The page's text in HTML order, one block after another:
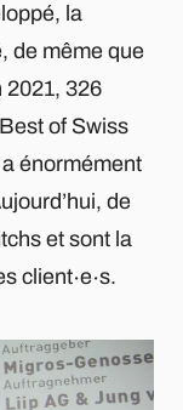
la
de même que
2021, 326
of Swiss
énormément
de
et sont la
client∙e∙s.